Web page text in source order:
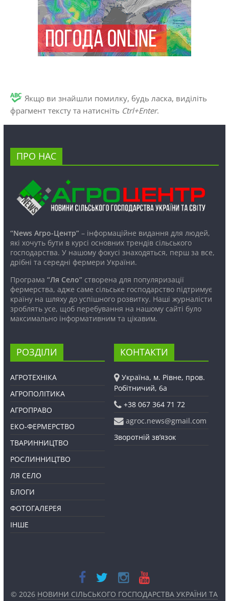
Якщо ви знайшли помилку, будь ласка, виділіть
фрагмент тексту та натисніть Ctrl+Enter.
ПРО НАС
“News Агро-Центр”– інформаційне видання для людей,
які хочуть бути в курсі основних трендів сільського
господарства. У нашому фокусі знаходяться, перш за все,
дрібні та середні фермери України.
Програма “Ля Село”створена для популяризації
фермерства, адже саме сільське господарство підтримує
країну на шляху до успішного розвитку. Наші журналісти
зроблять усе, щоб перебування на нашому сайті було
максимально інформативним та цікавим.
РОЗДІЛИ
АГРОТЕХНІКА
АГРОПОЛІТИКА
АГРОПРАВО
ЕКО-ФЕРМЕРСТВО
ТВАРИННИЦТВО
РОСЛИННИЦТВО
ЛЯ СЕЛО
БЛОГИ
ФОТОГАЛЕРЕЯ
ІНШЕ
КОНТАКТИ
Україна, м. Рівне, пров.
Робітничий, 6а
+38 067 364 71 72
agroc.news@gmail.com
Зворотній зв’язок
© 2026 НОВИНИ СІЛЬСЬКОГО ГОСПОДАРСТВА УКРАЇНИ ТА